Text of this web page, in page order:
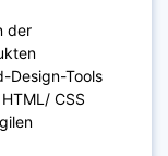
der
Design-Tools
CSS